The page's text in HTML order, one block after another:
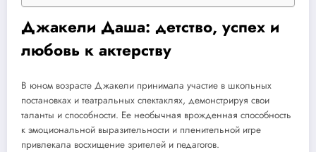
Джакели Даша: детство, успех и
любовь к актерству
В юном возрасте Джакели принимала участие в школьных
постановках и театральных спектаклях, демонстрируя свои
таланты и способности. Ее необычная врожденная способность
к эмоциональной выразительности и пленительной игре
привлекала восхищение зрителей и педагогов.